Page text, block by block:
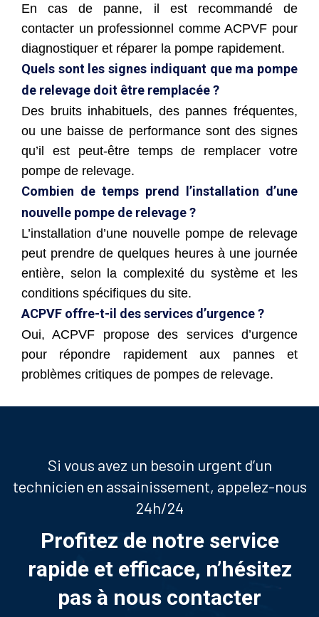
En cas de panne, il est recommandé de
contacter un professionnel comme ACPVF pour
diagnostiquer et réparer la pompe rapidement.
Quels sont les signes indiquant que ma pompe
de relevage doit être remplacée ?
Des bruits inhabituels, des pannes fréquentes,
ou une baisse de performance sont des signes
qu’il est peut-être temps de remplacer votre
pompe de relevage.
Combien de temps prend l’installation d’une
nouvelle pompe de relevage ?
L’installation d’une nouvelle pompe de relevage
peut prendre de quelques heures à une journée
entière, selon la complexité du système et les
conditions spécifiques du site.
ACPVF offre-t-il des services d’urgence ?
Oui, ACPVF propose des services d’urgence
pour répondre rapidement aux pannes et
problèmes critiques de pompes de relevage.
Si vous avez un besoin urgent d’un
technicien en assainissement, appelez-nous
24h/24
Profitez de notre service
rapide et efficace, n’hésitez
pas à nous contacter